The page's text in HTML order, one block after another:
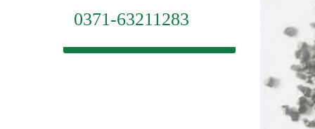
0371-63211283